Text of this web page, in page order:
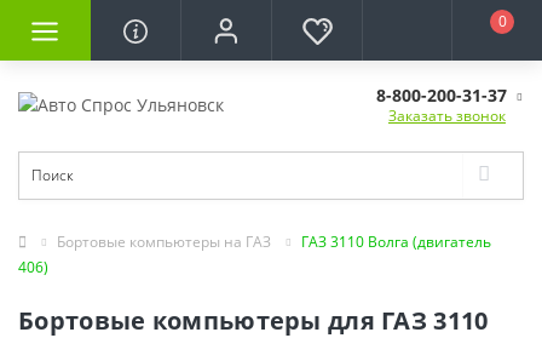
0
8-800-200-31-37
Заказать звонок
Бортовые компьютеры на ГАЗ
ГАЗ 3110 Волга (двигатель
406)
Бортовые компьютеры для ГАЗ 3110